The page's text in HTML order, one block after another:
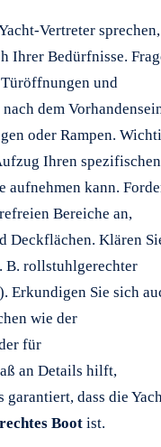
Vertreter sprechen,
Ihrer Bedürfnisse.
und
dem
oder Rampen.
Ihren spezifischen
kann.
Bereiche an,
Deckflächen. Klären
B. rollstuhlgerechter
Erkundigen Sie sich
wie der
für
an Details hilft,
garantiert, dass die
Boot ist.